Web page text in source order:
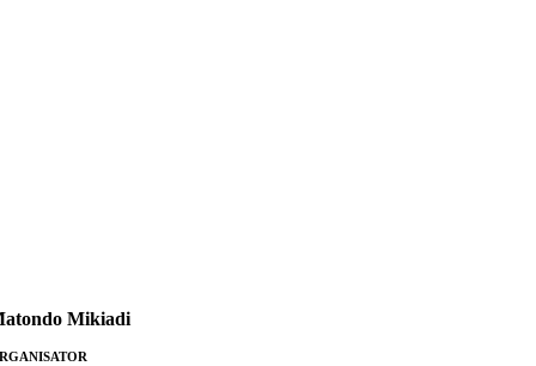
Mikiadi